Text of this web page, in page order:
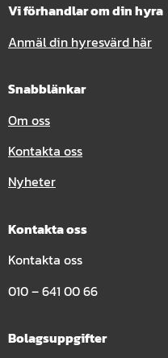
Vi förhandlar om din hyra
Anmäl din hyresvärd här
Snabblänkar
Om oss
Kontakta oss
Nyheter
Kontakta oss
Kontakta oss
010 – 641 00 66
Bolagsuppgifter